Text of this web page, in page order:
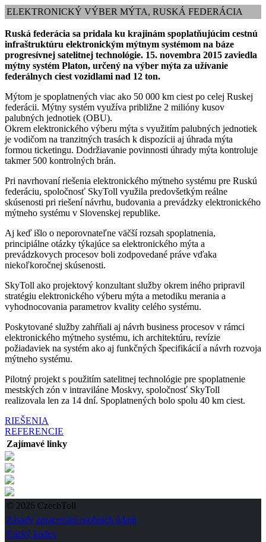
ELEKTRONICKÝ VÝBER MÝTA, RUSKÁ FEDERÁCIA
Ruská federácia sa pridala ku krajinám spoplatňujúcim cestnú
infraštruktúru elektronickým mýtnym systémom na báze
progresívnej satelitnej technológie. 15. novembra 2015 zaviedla
mýtny systém Platon, určený na výber mýta za užívanie
federálnych ciest vozidlami nad 12 ton.
Mýtom je spoplatnených viac ako 50 000 km ciest po celej Ruskej
federácii. Mýtny systém využíva približne 2 milióny kusov
palubných jednotiek (OBU).
Okrem elektronického výberu mýta s využitím palubných jednotiek
je vodičom na tranzitných trasách k dispozícii aj úhrada mýta
formou ticketingu. Dodržiavanie povinnosti úhrady mýta kontroluje
takmer 500 kontrolných brán.
Pri navrhovaní riešenia elektronického mýtneho systému pre Ruskú
federáciu, spoločnosť SkyToll využila predovšetkým reálne
skúsenosti pri riešení návrhu, budovania a prevádzky elektronického
mýtneho systému v Slovenskej republike.
Aj keď išlo o neporovnateľne väčší rozsah spoplatnenia,
principiálne otázky týkajúce sa elektronického mýta a
prevádzkovych procesov boli zodpovedané práve vďaka
niekoľkoročnej skúsenosti.
SkyToll ako projektový konzultant služby okrem iného pripravil
stratégiu elektronického výberu mýta a metodiku merania a
vyhodnocovania parametrov kvality celého systému.
Poskytované služby zahŕňali aj návrh business procesov v rámci
elektronického mýtneho systému, ich architektúru, revízie
požiadaviek na systém ako aj funkčných špecifikácií a návrh rozvoja
mýtneho systému.
Pilotný projekt s použitím satelitnej technológie pre spoplatnenie
mestských zón v intraviláne Moskvy, spoločnosť SkyToll
realizovala len za 14 dní. Spoplatnených bolo spolu 40 km ciest.
RIEŠENIA
REFERENCIE
Zajímavé linky
© 2026 CzechToll
Zásady zpracování osobních údajů
Etický kodex